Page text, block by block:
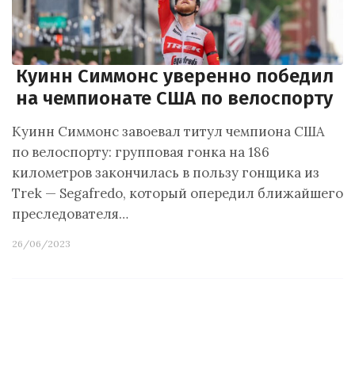
Куинн Симмонс уверенно победил
на чемпионате США по велоспорту
Куинн Симмонс завоевал титул чемпиона США
по велоспорту: групповая гонка на 186
километров закончилась в пользу гонщика из
Trek — Segafredo, который опередил ближайшего
преследователя…
26/06/2023